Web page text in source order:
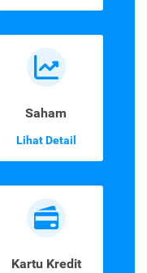
Saham
Lihat Detail
Kartu Kredit